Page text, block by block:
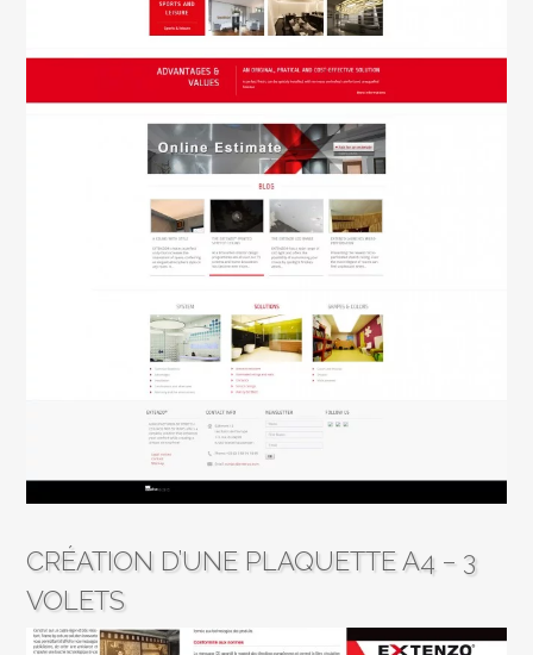
CRÉATION D’UNE PLAQUETTE A4 – 3
VOLETS